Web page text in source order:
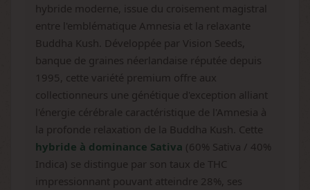
hybride moderne, issue du croisement magistral
entre l'emblématique Amnesia et la relaxante
Buddha Kush. Développée par Vision Seeds,
banque de graines néerlandaise réputée depuis
1995, cette variété premium offre aux
collectionneurs une génétique d'exception alliant
l'énergie cérébrale caractéristique de l'Amnesia à
la profonde relaxation de la Buddha Kush. Cette
hybride à dominance Sativa (60% Sativa / 40%
Indica) se distingue par son taux de THC
impressionnant pouvant atteindre 28%, ses